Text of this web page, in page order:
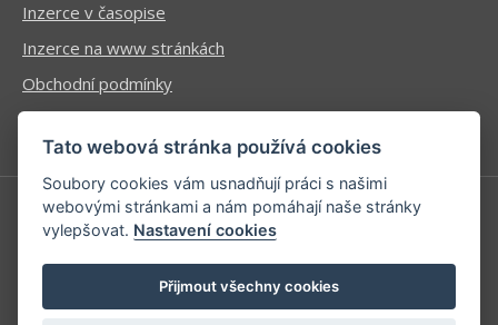
Inzerce v časopise
Inzerce na www stránkách
Obchodní podmínky
Ochrana osobních údajů
Příhlášení | Registrace
Kontaktní informace
Mapa stránek
Tato webová stránka používá cookies
Soubory cookies vám usnadňují práci s našimi
webovými stránkami a nám pomáhají naše stránky
vylepšovat. Nastavení cookies
Přijmout všechny cookies